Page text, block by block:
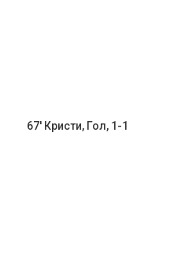
67' Кристи, Гол, 1-1